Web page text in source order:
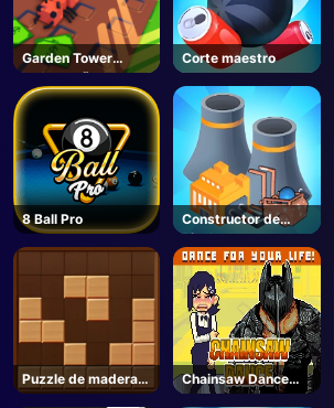
Garden Tower
Defense 🌻 - Roblox
Corte maestro
8 Ball Pro
Constructor de
fábrica
Puzzle de madera
de bloque
Chainsaw Dance
Unblocked -